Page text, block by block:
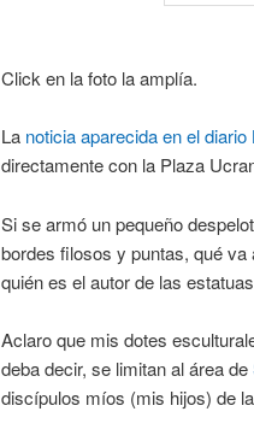
Click en la foto la amplía.
La noticia aparecida en el diario
directamente con la Plaza
Si se armó un pequeño
bordes filosos y puntas, qué
quién es el autor de las
Aclaro que mis dotes
deba decir, se limitan al área de
discípulos míos (mis hijos) de